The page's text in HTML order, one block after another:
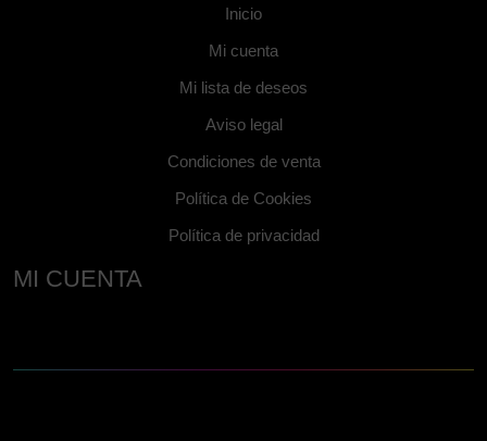
Inicio
Mi cuenta
Mi lista de deseos
Aviso legal
Condiciones de venta
Política de Cookies
Política de privacidad
MI CUENTA